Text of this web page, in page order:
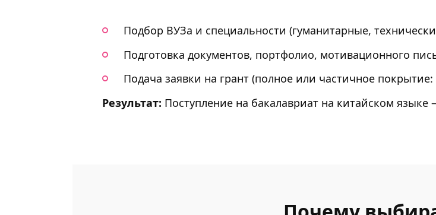
Подбор ВУЗа и специальности (гуманитарные,
Подготовка документов, портфолио, мотивационного
Подача заявки на грант (полное или частичное
Результат: Поступление на бакалавриат на китайском